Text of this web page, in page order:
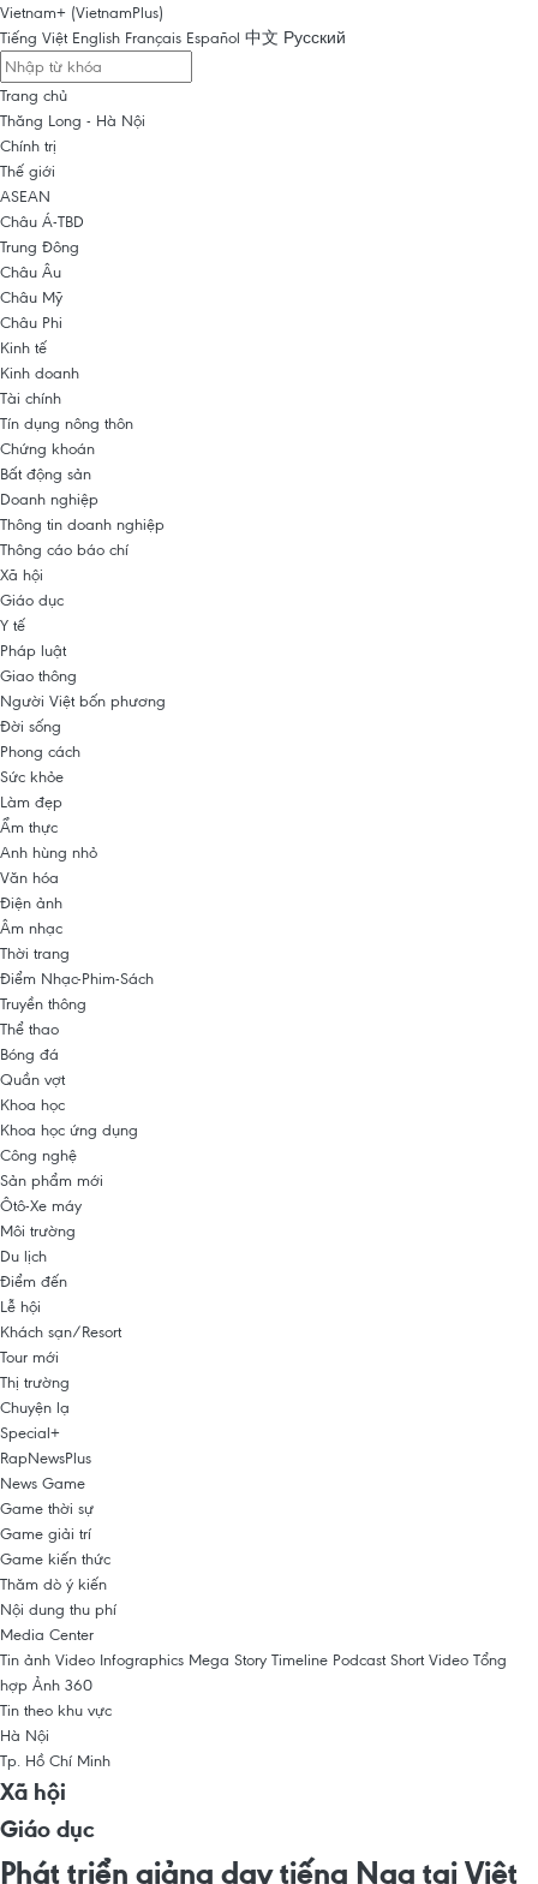
Vietnam+ (VietnamPlus)
Tiếng Việt English Français Español 中文 Русский
Trang chủ
Thăng Long - Hà Nội
Chính trị
Thế giới
ASEAN
Châu Á-TBD
Trung Đông
Châu Âu
Châu Mỹ
Châu Phi
Kinh tế
Kinh doanh
Tài chính
Tín dụng nông thôn
Chứng khoán
Bất động sản
Doanh nghiệp
Thông tin doanh nghiệp
Thông cáo báo chí
Xã hội
Giáo dục
Y tế
Pháp luật
Giao thông
Người Việt bốn phương
Đời sống
Phong cách
Sức khỏe
Làm đẹp
Ẩm thực
Anh hùng nhỏ
Văn hóa
Điện ảnh
Âm nhạc
Thời trang
Điểm Nhạc-Phim-Sách
Truyền thông
Thể thao
Bóng đá
Quần vợt
Khoa học
Khoa học ứng dụng
Công nghệ
Sản phẩm mới
Ôtô-Xe máy
Môi trường
Du lịch
Điểm đến
Lễ hội
Khách sạn/Resort
Tour mới
Thị trường
Chuyện lạ
Special+
RapNewsPlus
News Game
Game thời sự
Game giải trí
Game kiến thức
Thăm dò ý kiến
Nội dung thu phí
Media Center
Tin ảnh Video Infographics Mega Story Timeline Podcast Short Video Tổng
hợp Ảnh 360
Tin theo khu vực
Hà Nội
Tp. Hồ Chí Minh
Xã hội
Giáo dục
Phát triển giảng dạy tiếng Nga tại Việt